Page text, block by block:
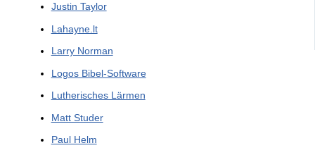
Justin Taylor
Lahayne.lt
Larry Norman
Logos Bibel-Software
Lutherisches Lärmen
Matt Studer
Paul Helm